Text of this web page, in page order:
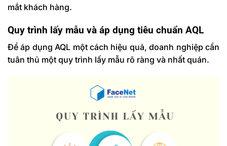
mắt khách hàng.
Quy trình lấy mẫu và áp dụng tiêu chuẩn AQL
Để áp dụng AQL một cách hiệu quả, doanh nghiệp cần
tuân thủ một quy trình lấy mẫu rõ ràng và nhất quán.